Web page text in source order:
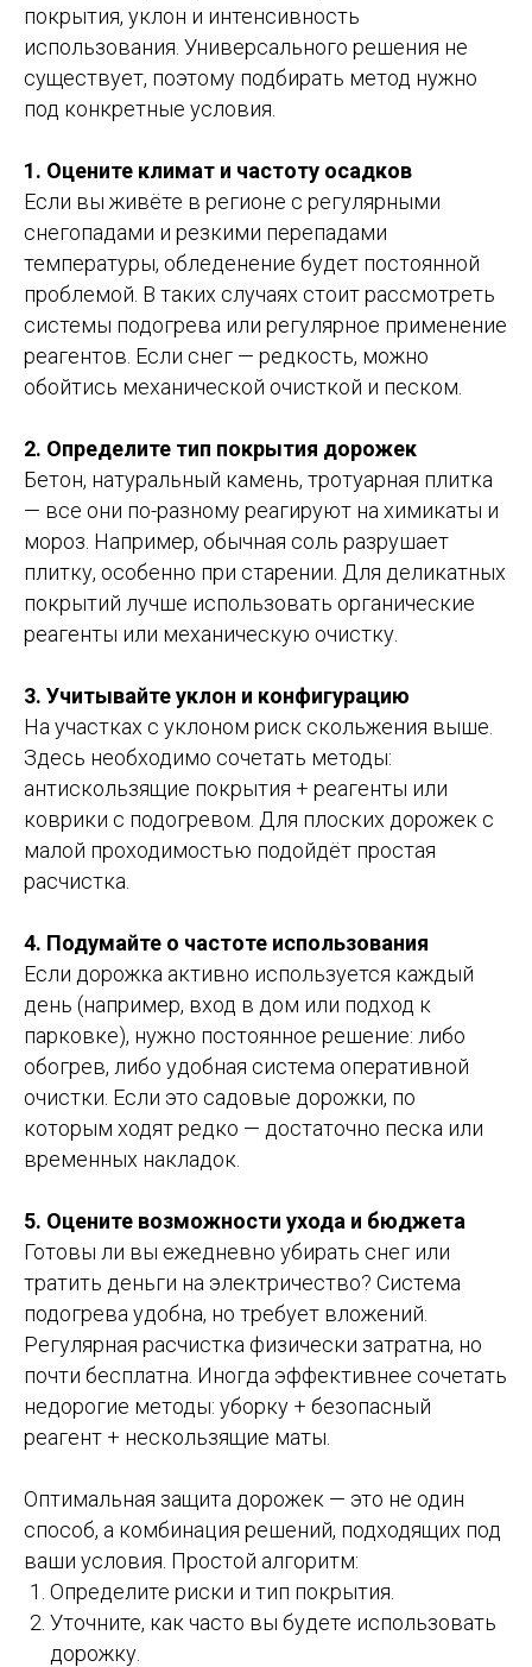
покрытия, уклон и интенсивность
использования. Универсального решения не
существует, поэтому подбирать метод нужно
под конкретные условия.
1. Оцените климат и частоту осадков
Если вы живёте в регионе с регулярными
снегопадами и резкими перепадами
температуры, обледенение будет постоянной
проблемой. В таких случаях стоит рассмотреть
системы подогрева или регулярное применение
реагентов. Если снег — редкость, можно
обойтись механической очисткой и песком.
2. Определите тип покрытия дорожек
Бетон, натуральный камень, тротуарная плитка
— все они по-разному реагируют на химикаты и
мороз. Например, обычная соль разрушает
плитку, особенно при старении. Для деликатных
покрытий лучше использовать органические
реагенты или механическую очистку.
3. Учитывайте уклон и конфигурацию
На участках с уклоном риск скольжения выше.
Здесь необходимо сочетать методы:
антискользящие покрытия + реагенты или
коврики с подогревом. Для плоских дорожек с
малой проходимостью подойдёт простая
расчистка.
4. Подумайте о частоте использования
Если дорожка активно используется каждый
день (например, вход в дом или подход к
парковке), нужно постоянное решение: либо
обогрев, либо удобная система оперативной
очистки. Если это садовые дорожки, по
которым ходят редко — достаточно песка или
временных накладок.
5. Оцените возможности ухода и бюджета
Готовы ли вы ежедневно убирать снег или
тратить деньги на электричество? Система
подогрева удобна, но требует вложений.
Регулярная расчистка физически затратна, но
почти бесплатна. Иногда эффективнее сочетать
недорогие методы: уборку + безопасный
реагент + нескользящие маты.
Оптимальная защита дорожек — это не один
способ, а комбинация решений, подходящих под
ваши условия. Простой алгоритм:
Определите риски и тип покрытия.
Уточните, как часто вы будете использовать
дорожку.